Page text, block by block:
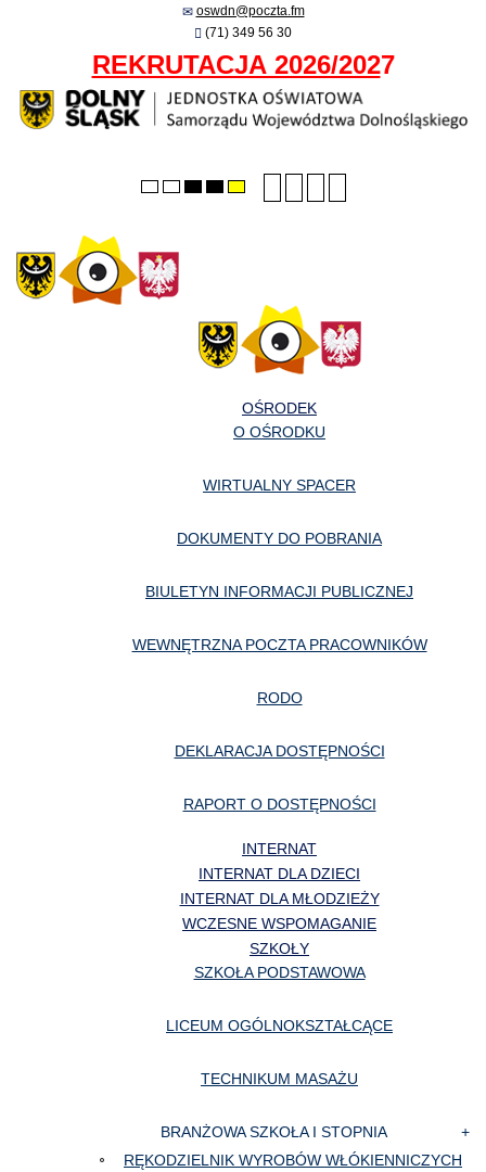
oswdn@poczta.fm
(71) 349 56 30
REKRUTACJA 2026/2027
Default
NightHighHighHigh
fontfont
font
OŚRODEK
O OŚRODKU
WIRTUALNY SPACER
DOKUMENTY DO POBRANIA
BIULETYN INFORMACJI PUBLICZNEJ
WEWNĘTRZNA POCZTA PRACOWNIKÓW
RODO
DEKLARACJA DOSTĘPNOŚCI
RAPORT O DOSTĘPNOŚCI
INTERNAT
INTERNAT DLA DZIECI
INTERNAT DLA MŁODZIEŻY
WCZESNE WSPOMAGANIE
SZKOŁY
SZKOŁA PODSTAWOWA
LICEUM OGÓLNOKSZTAŁCĄCE
TECHNIKUM MASAŻU
BRANŻOWA SZKOŁA I STOPNIA
RĘKODZIELNIK WYROBÓW WŁÓKIENNICZYCH